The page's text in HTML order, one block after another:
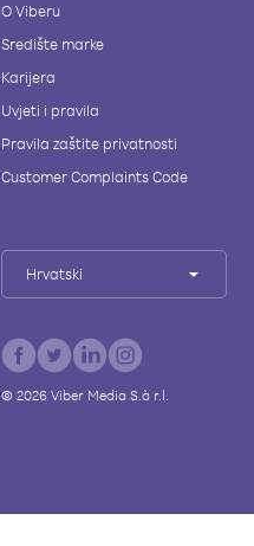
O Viberu
Središte marke
Karijera
Uvjeti i pravila
Pravila zaštite privatnosti
Customer Complaints Code
Hrvatski
© 2026Viber Media S.à r.l.